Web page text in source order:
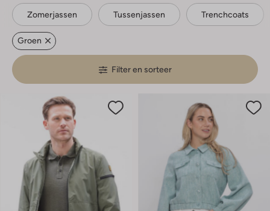
Zomerjassen Tussenjassen Trenchcoats
Groen
Filter en sorteer